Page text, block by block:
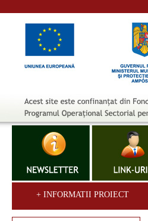
+ INFORMATII PROIECT